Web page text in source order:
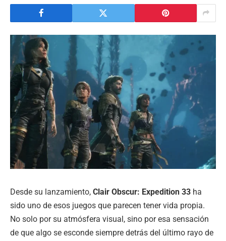
Desde su lanzamiento, Clair Obscur: Expedition 33 ha
sido uno de esos juegos que parecen tener vida propia.
No solo por su atmósfera visual, sino por esa sensación
de que algo se esconde siempre detrás del último rayo de